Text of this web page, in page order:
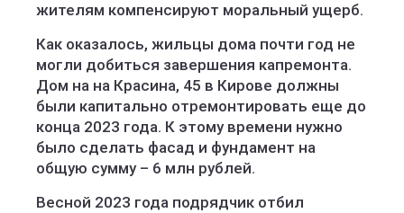
жителям компенсируют моральный ущерб.
Как оказалось, жильцы дома почти год не
могли добиться завершения капремонта.
Дом на на Красина, 45 в Кирове должны
были капитально отремонтировать еще до
конца 2023 года. К этому времени нужно
было сделать фасад и фундамент на
общую сумму – 6 млн рублей.
Весной 2023 года подрядчик отбил